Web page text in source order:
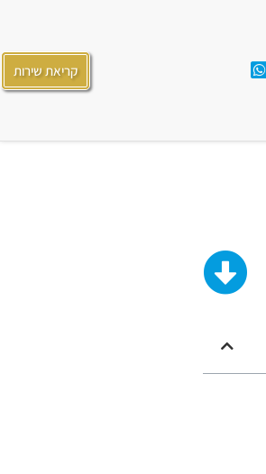
קריאת שירות